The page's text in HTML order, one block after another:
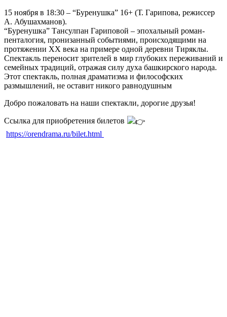
15 ноября в 18:30 – “Буренушка” 16+ (Т. Гарипова, режиссер
А. Абушахманов).
“Буренушка” Тансулпан Гариповой – эпохальный роман-
пенталогия, пронизанный событиями, происходящими на
протяжении ХХ века на примере одной деревни Тиряклы.
Спектакль переносит зрителей в мир глубоких переживаний и
семейных традиций, отражая силу духа башкирского народа.
Этот спектакль, полная драматизма и философских
размышлений, не оставит никого равнодушным
Добро пожаловать на наши спектакли, дорогие друзья!
Ссылка для приобретения билетов
https://orendrama.ru/bilet.html